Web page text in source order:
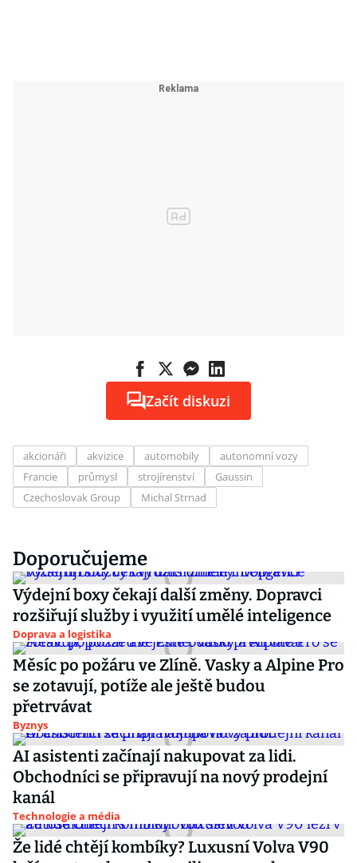
Začít diskuzi
akcionáři akvizice automobily
autonomní vozy
Francie
průmysl strojírenství
Gaussin
Czechoslovak Group
Michal Strnad
Doporučujeme
Výdejní boxy čekají další změny. Dopravci
rozšiřují služby i využití umělé inteligence
Doprava a logistika
Měsíc po požáru ve Zlíně. Vasky a Alpine Pro
se zotavují, potíže ale ještě budou
přetrvávat
Byznys
AI asistenti začínají nakupovat za lidi.
Obchodníci se připravují na nový prodejní
kanál
Technologie a média
Že lidé chtějí kombíky? Luxusní Volva V90